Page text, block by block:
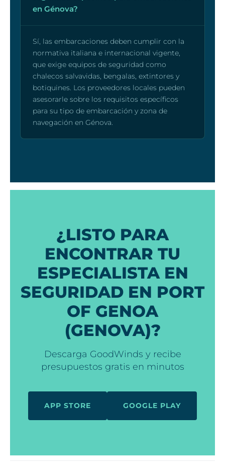
en Génova?
Sí, las embarcaciones deben cumplir con la
normativa italiana e internacional vigente,
que exige equipos de seguridad como
chalecos salvavidas, bengalas, extintores y
botiquines. Los proveedores locales pueden
asesorarle sobre los requisitos específicos
para su tipo de embarcación y zona de
navegación en Génova.
¿LISTO PARA
ENCONTRAR TU
ESPECIALISTA EN
SEGURIDAD EN PORT
OF GENOA
(GENOVA)?
Descarga GoodWinds y recibe
presupuestos gratis en minutos
APP STORE GOOGLE PLAY